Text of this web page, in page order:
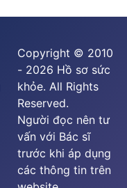
Copyright © 2010
- 2026 Hồ sơ sức
khỏe. All Rights
Reserved.
Người đọc nên tư
vấn với Bác sĩ
trước khi áp dụng
các thông tin trên